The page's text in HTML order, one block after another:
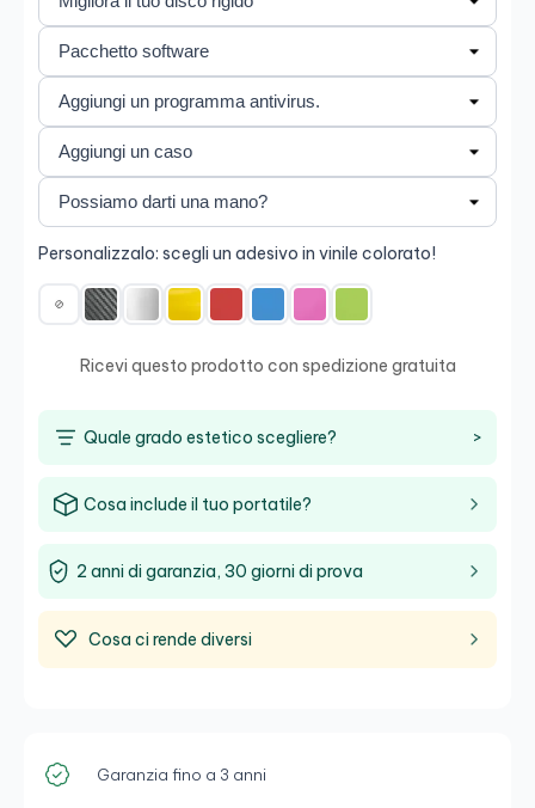
Personalizzalo: scegli un adesivo in vinile colorato!
Ricevi questo prodotto con spedizione gratuita
Quale grado estetico scegliere? >
Cosa include il tuo portatile?
2 anni di garanzia, 30 giorni di prova
Cosa ci rende diversi
Garanzia fino a 3 anni